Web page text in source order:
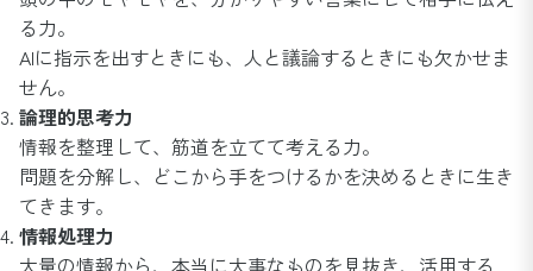
る力。
AIに指示を出すときにも、人と議論するときにも欠かせま
せん。
論理的思考力
情報を整理して、筋道を立てて考える力。
問題を分解し、どこから手をつけるかを決めるときに生き
てきます。
情報処理力
大量の情報から、本当に大事なものを見抜き、活用する